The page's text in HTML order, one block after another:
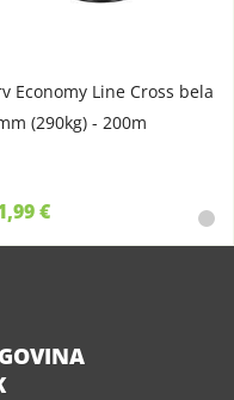
Economy Line Cross bela
(290kg) - 200m
€